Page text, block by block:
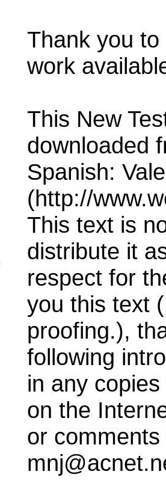
Thank you
work
This New
downloaded
Spanish:
(http://
This text is
distribute it
respect for
you this text
proofing.),
following
in any
on the
or